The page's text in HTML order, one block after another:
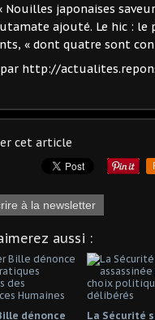
Nouilles japonaises
ajouté. Le hic :
« dont quatre sont
http://
cet article
à la newsletter
aussi :
dénonce
La Sécurité